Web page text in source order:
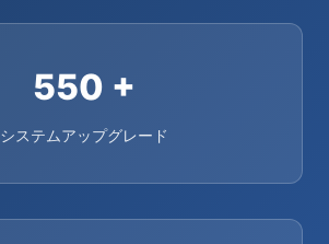
550 +
システムアップグレード